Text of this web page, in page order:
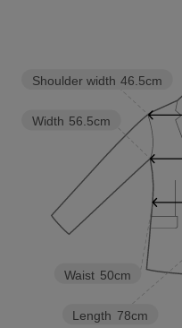
Length 78cm
Waist 50cm
Width 56.5cm
Shoulder width 46.5cm